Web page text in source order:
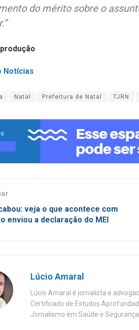
do mérito sobre o
Notícias
Natal Prefeitura de Natal TJRN
veja o que acontece com
enviou a declaração do MEI
Lúcio Amaral
Lúcio Amaral é jornalista e
Certificado de Estudos
Jornalismo em Saúde e